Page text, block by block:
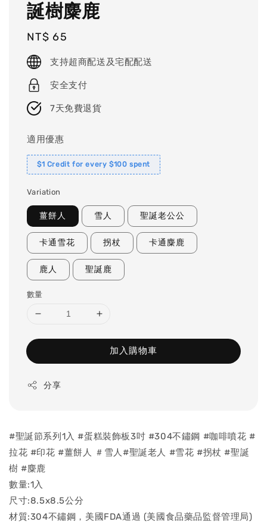
誕樹麋鹿
Regular
price
NT$ 65
支持超商配送及宅配配送
安全支付
7天免費退貨
適用優惠
$1 Credit for every $100 spent
Variation
薑餅人 雪人 聖誕老公公
卡通雪花 拐杖 卡通麋鹿
鹿人 聖誕鹿
數量
加入購物車
分享
#聖誕節系列1入 #蛋糕裝飾板3吋 #304不鏽鋼 #咖啡噴花 #
拉花 #印花 #薑餅人 ＃雪人#聖誕老人 #雪花 #拐杖 #聖誕
樹 #麋鹿
數量:1入
尺寸:8.5x8.5公分
材質:304不鏽鋼，美國FDA通過 (美國食品藥品監督管理局)